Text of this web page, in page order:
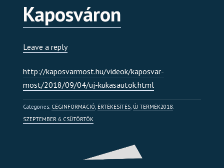
Kaposváron
Leave a reply
http://kaposvarmost.hu/videok/kaposvar-
most/2018/09/04/uj-kukasautok.html
Categories: CÉGINFORMÁCIÓ, ÉRTÉKESÍTÉS, ÚJ TERMÉK2018.
SZEPTEMBER 6. CSÜTÖRTÖK